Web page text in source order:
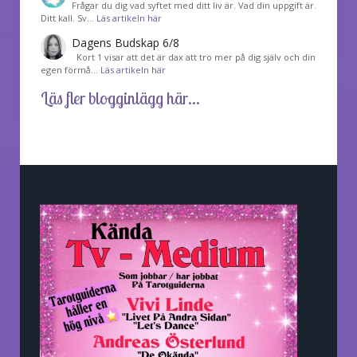
Frågar du dig vad syftet med ditt liv är. Vad din uppgift är.
Ditt kall. Sv… Läs artikeln här
Dagens Budskap 6/8
Kort 1 visar att det är dax att tro mer på dig själv och din
egen förmå… Läs artikeln här
Läs fler blogginlägg här...